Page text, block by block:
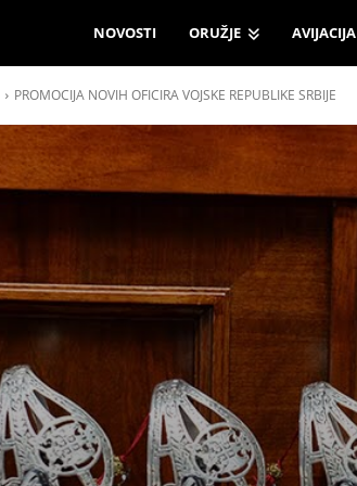
NOVOSTI ORUŽJE AVIJACIJA
PROMOCIJA NOVIH OFICIRA VOJSKE REPUBLIKE SRBIJE